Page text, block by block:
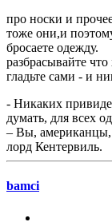
про носки и
тоже они,и
бросаете одежду.
разбрасывайте что
гладьте сами - и
- Никаких
думать, для всех
– Вы, американцы,
лорд Кентервиль.
bamci